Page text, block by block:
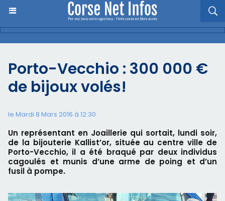
Porto-Vecchio : 300 000 €
de bijoux volés!
le Mardi 8 Mars 2016 à 12:30
Un représentant en Joaillerie qui sortait, lundi soir,
de la bijouterie Kallist’or, située au centre ville de
Porto-Vecchio, il a été braqué par deux individus
cagoulés et munis d’une arme de poing et d’un
fusil à pompe.